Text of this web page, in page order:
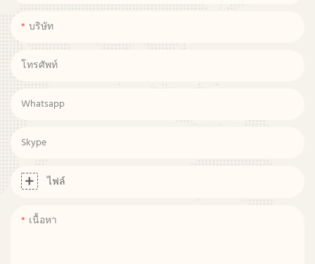
บริษัท
โทรศัพท์
Whatsapp
Skype
ไฟล์
เนื้อหา